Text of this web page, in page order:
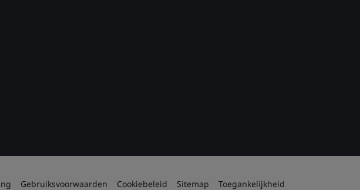
Gebruiksvoorwaarden Cookiebeleid Sitemap Toegankelijkheid